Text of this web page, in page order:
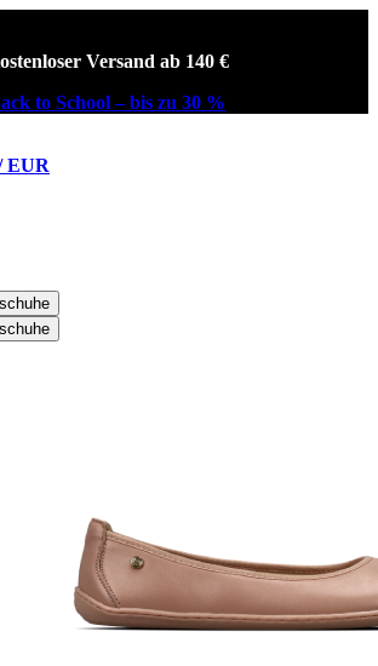
Versand ab 140 €
to School – bis zu 30 %
EUR